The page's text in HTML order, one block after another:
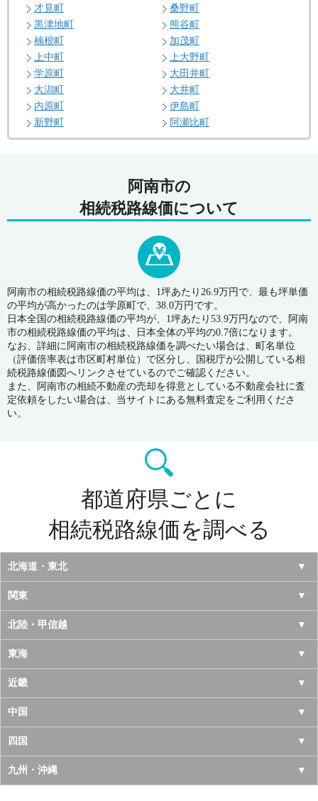
才見町
桑野町
黒津地町
熊谷町
楠根町
加茂町
上中町
上大野町
学原町
大田井町
大潟町
大井町
内原町
伊島町
新野町
阿瀬比町
阿南市の
相続税路線価について
阿南市の相続税路線価の平均は、1坪あたり26.9万円で、最も坪単価
の平均が高かったのは学原町で、38.0万円です。
日本全国の相続税路線価の平均が、1坪あたり53.9万円なので、阿南
市の相続税路線価の平均は、日本全体の平均の0.7倍になります。
なお、詳細に阿南市の相続税路線価を調べたい場合は、町名単位
（評価倍率表は市区町村単位）で区分し、国税庁が公開している相
続税路線価図へリンクさせているのでご確認ください。
また、阿南市の相続不動産の売却を得意としている不動産会社に査
定依頼をしたい場合は、当サイトにある無料査定をご利用くださ
い。
都道府県ごとに
相続税路線価を調べる
北海道・東北
北海道
青森県
岩手県
宮城県
秋田県
山形県
福島県
関東
東京都
神奈川県
千葉県
埼玉県
茨城県
栃木県
北陸・甲信越
山梨県
長野県
新潟県
富山県
石川県
東海
愛知県
岐阜県
三重県
静岡県
近畿
大阪府
京都府
兵庫県
中国
鳥取県
島根県
四国
徳島県
九州・沖縄